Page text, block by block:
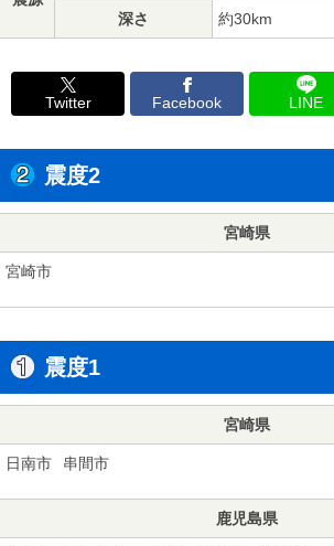
深さ 約30km
Twitter Facebook LINE
震度2
宮崎県
宮崎市
震度1
宮崎県
日南市 串間市
鹿児島県